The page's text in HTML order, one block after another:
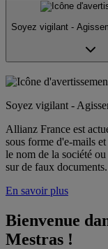
Soyez vigilant -
Soyez vigilant -
Allianz France est
sous forme d'e-mails
le nom de la société
sur de faux documents.
En savoir plus
Bienvenue
Mestras !